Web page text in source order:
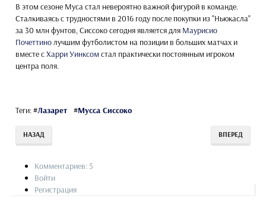
В этом сезоне Муса стал невероятно важной фигурой в команде.
Сталкиваясь с трудностями в 2016 году после покупки из "Ньюкасла"
за 30 млн фунтов, Сиссоко сегодня является для Маурисио
Почеттино лучшим футболистом на позиции в больших матчах и
вместе сХарри Уинксом стал практически постоянным игроком
центра поля.
Теги:#Лазарет #Мусса Сиссоко
НАЗАД ВПЕРЕД
Комментариев: 5
Войти
Регистрация